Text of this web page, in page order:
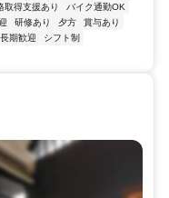
取得支援あり
バイク通勤OK
研修あり 夕方
賞与あり
長期歓迎
シフト制